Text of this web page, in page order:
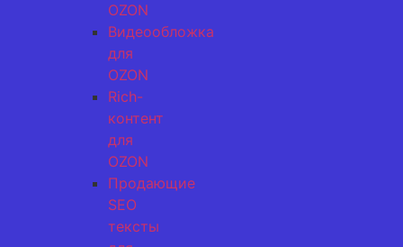
OZON
Видеообложка
для
OZON
Rich-
контент
для
OZON
Продающие
SEO
тексты